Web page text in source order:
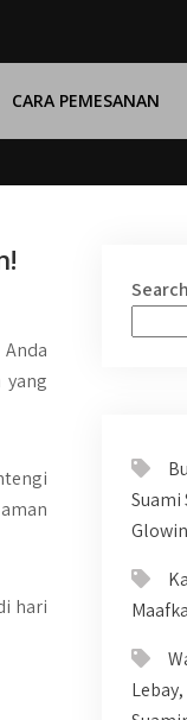
CARA PEMESANAN
yang
hari
Search